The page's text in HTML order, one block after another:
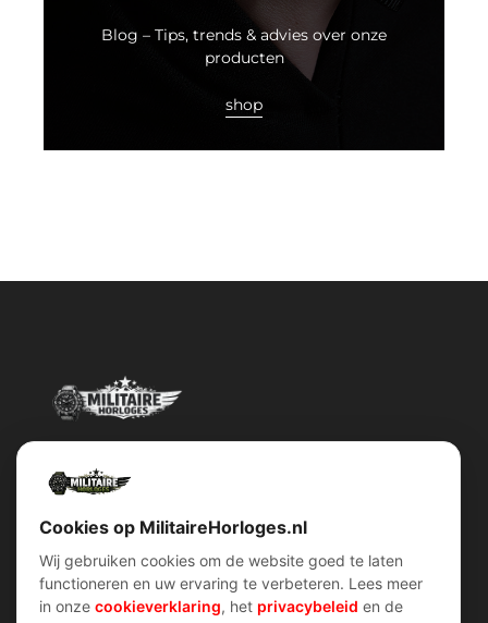
Blog – Tips, trends & advies over onze
producten
shop
Militairehorloges.nl is de exclusieve importeur en distributeur van
Snel menu klantenservice
Cookies op MilitaireHorloges.nl
Wij gebruiken cookies om de website goed te laten
functioneren en uw ervaring te verbeteren. Lees meer
in onze cookieverklaring, het privacybeleid en de